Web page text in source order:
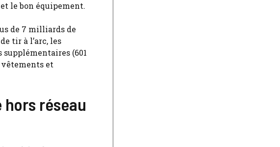
le bon équipement.
de 7 milliards de
tir à l’arc, les
(601
vêtements et
réseau